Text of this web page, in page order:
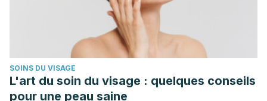
SOINS DU VISAGE
L'art du soin du visage : quelques conseils
pour une peau saine